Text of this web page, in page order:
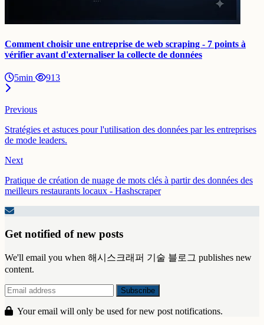
Comment choisir une entreprise de web scraping - 7 points à
vérifier avant d'externaliser la collecte de données
5min 913
Previous
Stratégies et astuces pour l'utilisation des données par les entreprises
de mode leaders.
Next
Pratique de création de nuage de mots clés à partir des données des
meilleurs restaurants locaux - Hashscraper
Get notified of new posts
We'll email you when 해시스크래퍼 기술 블로그 publishes new
content.
Your email will only be used for new post notifications.